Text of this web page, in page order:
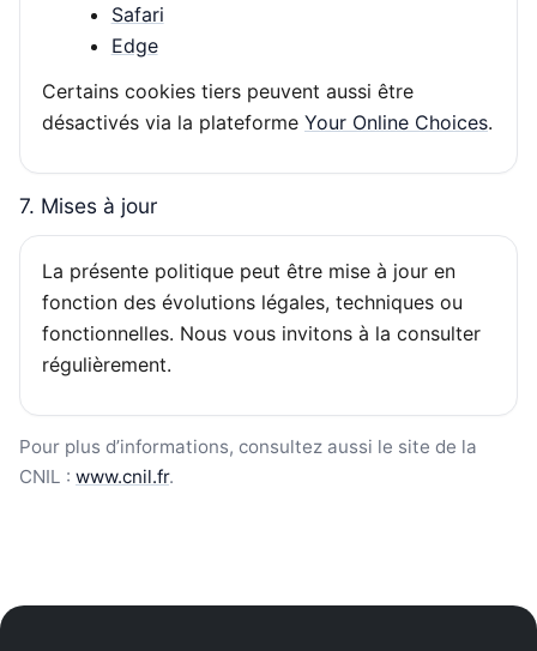
Safari
Edge
Certains cookies tiers peuvent aussi être
désactivés via la plateforme Your Online Choices.
7. Mises à jour
La présente politique peut être mise à jour en
fonction des évolutions légales, techniques ou
fonctionnelles. Nous vous invitons à la consulter
régulièrement.
Pour plus d’informations, consultez aussi le site de la
CNIL : www.cnil.fr.